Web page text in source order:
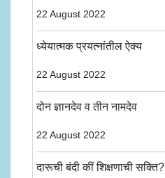
22 August 2022
ध्येयात्मक प्रयत्नांतील ऐक्य
22 August 2022
दोन ज्ञानदेव व तीन नामदेव
22 August 2022
दारूची बंदी कीं शिक्षणाची सक्ति?